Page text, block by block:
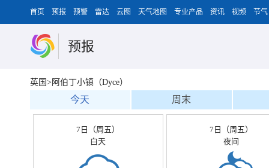
首页 预报 预警 雷达 云图 天气地图 专业产品 资讯 视频 节气
预报
英国>阿伯丁小镇（Dyce）
今天 周末
7日（周五）
白天
7日（周五）
夜间